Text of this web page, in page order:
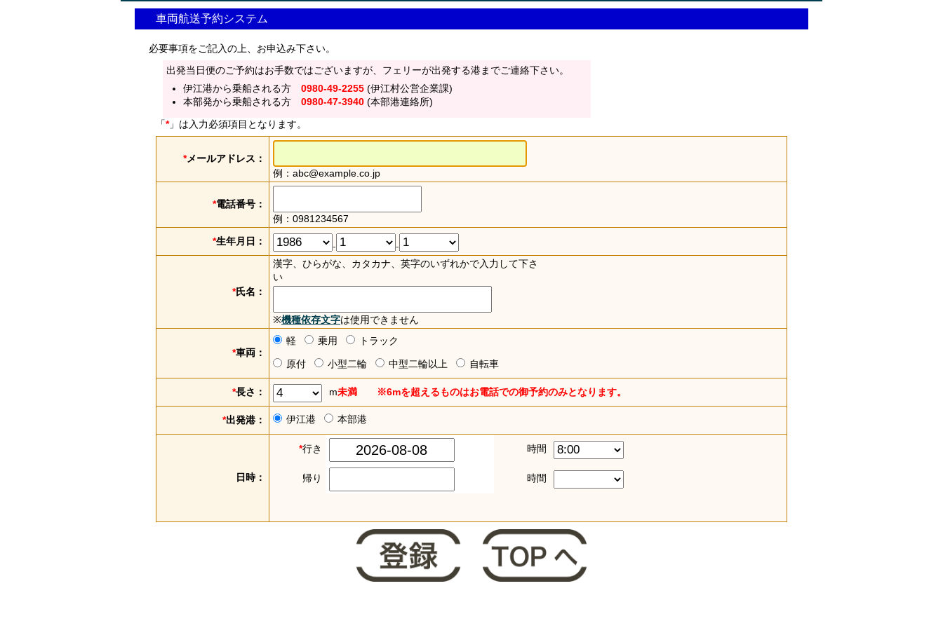
車両航送予約システム
必要事項をご記入の上、お申込み下さい。
出発当日便のご予約はお手数ではございますが、フェリーが出発する港までご連絡下さい。
伊江港から乗船される方 0980-49-2255 (伊江村公営企業課)
本部発から乗船される方 0980-47-3940 (本部港連絡所)
「*」は入力必須項目となります。
*メールアドレス：
例：abc@example.co.jp
*電話番号：
例：0981234567
*生年月日： - -
*氏名：
漢字、ひらがな、カタカナ、英字のいずれかで入力して下さ
い
※機種依存文字は使用できません
*車両：
軽 乗用 トラック
原付 小型二輪 中型二輪以上 自転車
*長さ： m未満 ※6mを超えるものはお電話での御予約のみとなります。
*出発港： 伊江港 本部港
日時：
*行き 時間
帰り 時間